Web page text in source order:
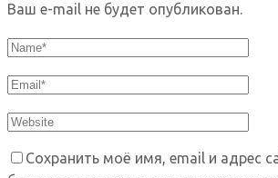
Ваш e-mail не будет опубликован.
Сохранить моё имя, email и адрес